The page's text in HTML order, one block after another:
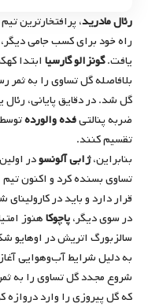
رئال مادرید، پرافتخارترین
راه خود برای کسب جامی
یافت.گونزالو گارسیا ابتدا
بلافاصله گل تساوی را به ثمر
گل شد. در دقایق پایانی،
ضربه پنالتیفده والورده
تقسیم کنند.
بنابراین،ژابی آلونسودر
تساوی بسنده کرد و اکنون
قرار دارد و باید در
در سوی دیگر،پاچوکا
به دلیل شرایط آب‌و‌هوایی
شروع مجدد گل تساوی را به
که گل پیروزی را وارد دروازه